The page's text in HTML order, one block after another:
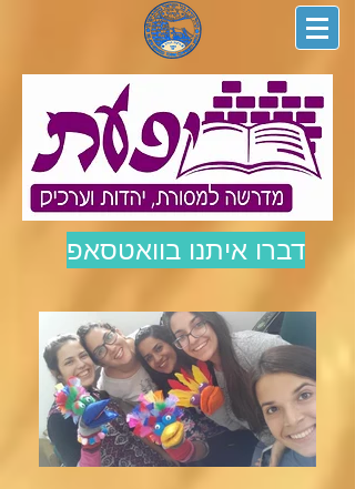
דברו איתנו בוואטסאפ